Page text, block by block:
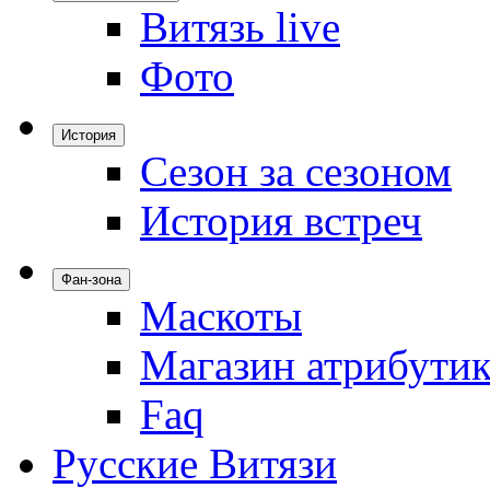
Витязь live
Фото
История
Сезон за сезоном
История встреч
Фан-зона
Маскоты
Магазин
Faq
Русские Витязи